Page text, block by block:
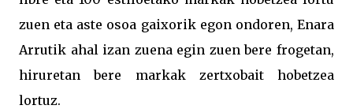
zuen eta aste osoa gaixorik egon ondoren, Enara
Arrutik ahal izan zuena egin zuen bere frogetan,
hiruretan bere markak zertxobait hobetzea
lortuz.